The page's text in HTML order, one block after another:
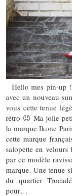
Hello mes pin-up
avec un nouveau
vous cette tenue
rétro 😉 Ma jolie
la marque Ikone
cette marque
salopette en velours
par ce modèle
marque. Une tenue
du quartier
pour…